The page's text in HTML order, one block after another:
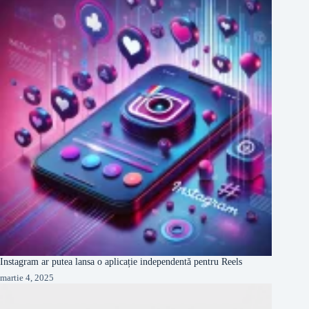
Instagram ar putea lansa o aplicație independentă pentru Reels
martie 4, 2025